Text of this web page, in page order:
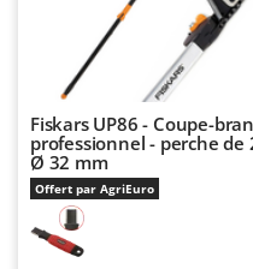
Zodiac
Zomax
Fiskars UP86 - Coupe-
professionnel - perche de
Ø 32 mm
Offert par AgriEuro